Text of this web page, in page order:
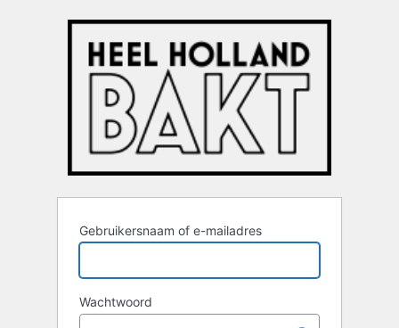
Gebruikersnaam of e-mailadres
Wachtwoord